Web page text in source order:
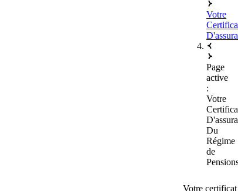
Votre
Page
active
:
Votre
Du
Régime
de
Votre certificat